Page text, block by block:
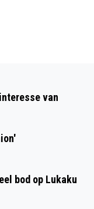
van
bod op Lukaku